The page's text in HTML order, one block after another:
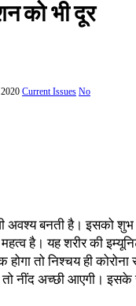
को भी दूर
Current Issues No
अवश्य बनती है। इसको
है। यह शरीर की
होगा तो निश्चय ही
नींद अच्छी आएगी।